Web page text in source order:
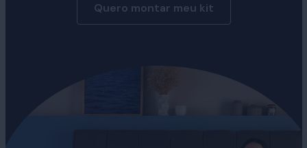
Quero montar meu kit